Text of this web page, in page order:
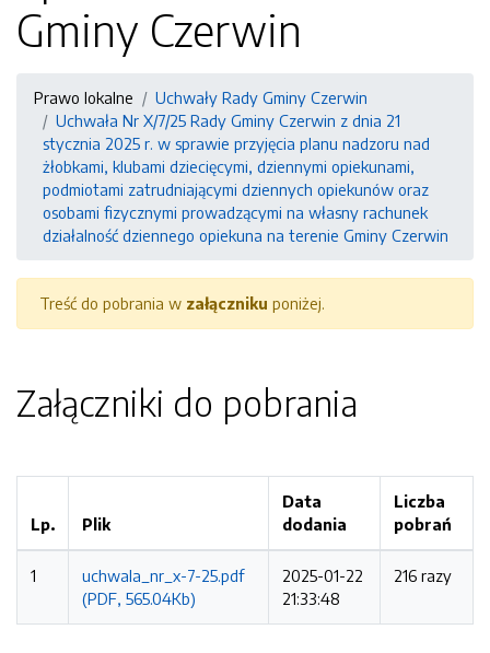
Gminy Czerwin
Prawo lokalne
Uchwały Rady Gminy Czerwin
Uchwała Nr X/7/25 Rady Gminy Czerwin z dnia 21
stycznia 2025 r. w sprawie przyjęcia planu nadzoru nad
żłobkami, klubami dziecięcymi, dziennymi opiekunami,
podmiotami zatrudniającymi dziennych opiekunów oraz
osobami fizycznymi prowadzącymi na własny rachunek
działalność dziennego opiekuna na terenie Gminy Czerwin
Treść do pobrania w załączniku poniżej.
Załączniki do pobrania
Lp. Plik
Data
dodania
Liczba
pobrań
1
uchwala_nr_x-7-25.pdf
(PDF, 565.04Kb)
2025-01-22
21:33:48
216 razy